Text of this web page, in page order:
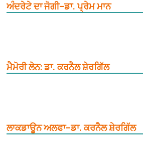
ਅੰਦਰੇਟੇ ਦਾ ਜੋਗੀ–ਡਾ. ਪ੍ਰੇਮ ਮਾਨ
ਮੈਮੋਰੀ ਲੇਨ: ਡਾ. ਕਰਨੈਲ ਸ਼ੇਰਗਿੱਲ
ਲਾਕਡਾਊਨ ਅਲਫਾ–ਡਾ. ਕਰਨੈਲ ਸ਼ੇਰਗਿੱਲ